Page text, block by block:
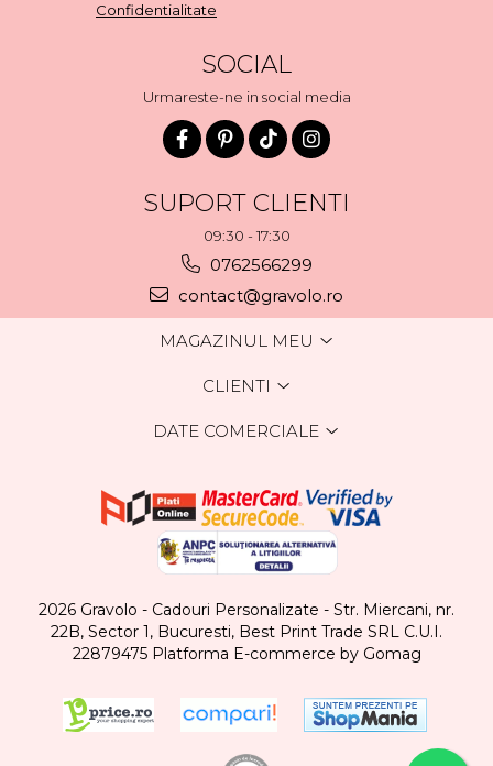
Confidentialitate
SOCIAL
Urmareste-ne in social media
SUPORT CLIENTI
09:30 - 17:30
0762566299
contact@gravolo.ro
MAGAZINUL MEU
CLIENTI
DATE COMERCIALE
2026 Gravolo - Cadouri Personalizate - Str. Miercani, nr.
22B, Sector 1, Bucuresti, Best Print Trade SRL C.U.I.
22879475 Platforma E-commerce by Gomag